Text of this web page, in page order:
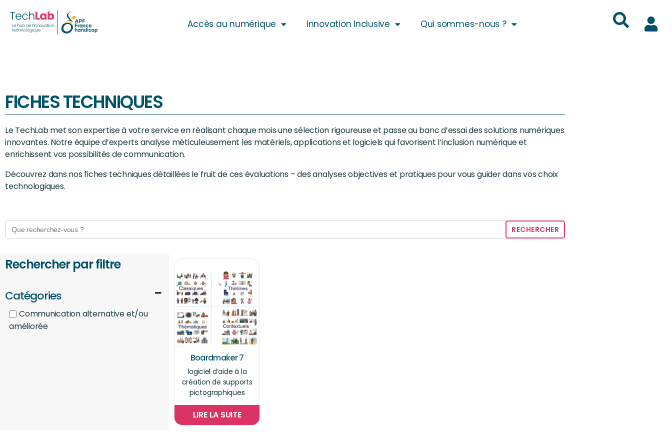
Accès au numérique Innovation Inclusive Qui sommes-nous ?
FICHES TECHNIQUES
Le TechLab met son expertise à votre service en réalisant chaque mois une sélection rigoureuse et passe au banc d’essai des solutions numériques
innovantes. Notre équipe d’experts analyse méticuleusement les matériels, applications et logiciels qui favorisent l’inclusion numérique et
enrichissent vos possibilités de communication.
Découvrez dans nos fiches techniques détaillées le fruit de ces évaluations – des analyses objectives et pratiques pour vous guider dans vos choix
technologiques.
Search
for:
Rechercher par filtre
Catégories
Communication alternative et/ou
améliorée
Boardmaker 7
logiciel d’aide à la
création de supports
pictographiques
LIRE LA SUITE